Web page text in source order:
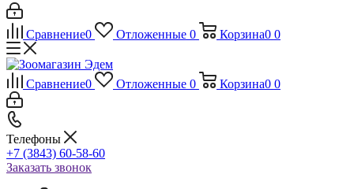
Сравнение0 Отложенные 0 Корзина0 0
Сравнение0 Отложенные 0 Корзина0 0
Телефоны
+7 (3843) 60-58-60
Заказать звонок